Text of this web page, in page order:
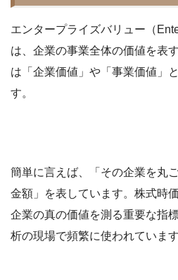
エンタープライズバリュー（
は、企業の事業全体の価値を表
は「企業価値」や「事業価値」
す。
簡単に言えば、「その企業を丸
金額」を表しています。株式時
企業の真の価値を測る重要な指
析の現場で頻繁に使われています